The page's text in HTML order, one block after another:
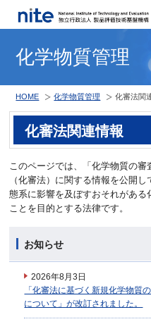
化学物質管理
HOME 化学物質管理 化審法関
化審法関連情報
このページでは、「化学物質の審
（化審法）に関する情報を公開
態系に影響を及ぼすおそれがあ
ことを目的とする法律です。
お知らせ
2026年8月3日
「化審法に基づく新規化学物質
について」が改訂されました。